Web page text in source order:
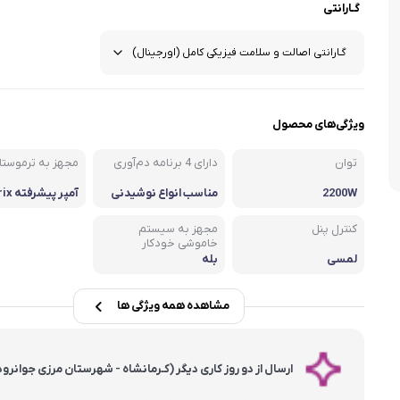
کرم پودر مداد لب
گـارانتی
ویژگی‌های محصول
توان
2200W
دارای 4 برنامه دم‌آوری
مناسب انواع نوشیدنی‌
مجهز به
کنترل پنل
لمسی
مجهز به سیستم
خاموشی خودکار
بله
مشاهده همه ویژگی ها
ارسال از دو روز کاری دیگر (کـرمانشاه - شهرستان مرزی